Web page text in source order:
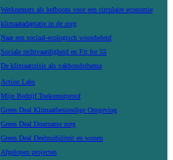
Werknemers als hefboom voor een circulaire economie
klimaatadaptatie in de zorg
Naar een sociaal-ecologisch woonbeleid
Sociale rechtvaardigheid en Fit for 55
De klimaatcrisis als vakbondsthema
Action Labs
Mijn Bedrijf Toekomstproof
Green Deal Klimaatbestendige Omgeving
Green Deal Duurzame zorg
Green Deal Deelmobiliteit en wonen
Afgelopen projecten